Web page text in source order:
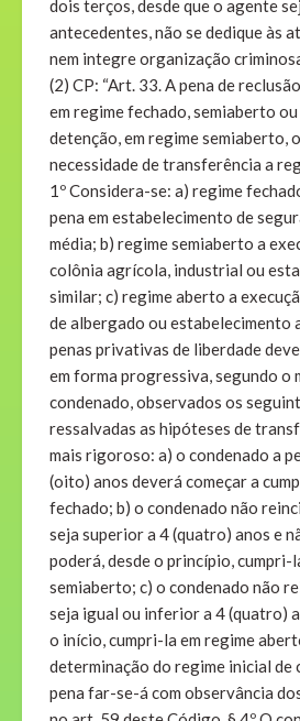
dois terços, desde que o agente
antecedentes, não se dedique às
nem integre organização
(2) CP: “Art. 33. A pena de
em regime fechado, semiaberto
detenção, em regime semiaberto,
necessidade de transferência a
1º Considera-se: a) regime
pena em estabelecimento de
média; b) regime semiaberto a
colônia agrícola, industrial ou
similar; c) regime aberto a
de albergado ou estabelecimento
penas privativas de liberdade
em forma progressiva, segundo o
condenado, observados os
ressalvadas as hipóteses de
mais rigoroso: a) o condenado a
(oito) anos deverá começar a
fechado; b) o condenado não
seja superior a 4 (quatro) anos e
poderá, desde o princípio, cumpri-
semiaberto; c) o condenado não
seja igual ou inferior a 4 (quatro)
o início, cumpri-la em regime
determinação do regime inicial de
pena far-se-á com observância